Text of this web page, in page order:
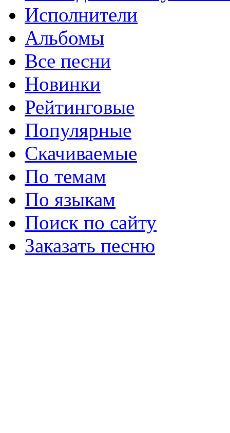
Исполнители
Альбомы
Все песни
Новинки
Рейтинговые
Популярные
Скачиваемые
По темам
По языкам
Поиск по сайту
Заказать песню